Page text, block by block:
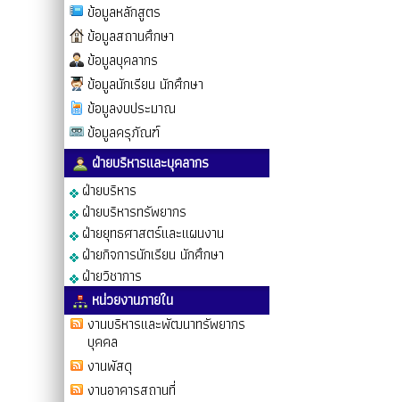
ข้อมูลหลักสูตร
ข้อมูลสถานศึกษา
ข้อมูลบุคลากร
ข้อมูลนักเรียน นักศึกษา
ข้อมูลงบประมาณ
ข้อมูลครุภัณฑ์
ฝ่ายบริหารและบุคลากร
ฝ่ายบริหาร
ฝ่ายบริหารทรัพยากร
ฝ่ายยุทธศาสตร์และแผนงาน
ฝ่ายกิจการนักเรียน นักศึกษา
ฝ่ายวิชาการ
หน่วยงานภายใน
งานบริหารและพัฒนาทรัพยากร
บุคคล
งานพัสดุ
งานอาคารสถานที่